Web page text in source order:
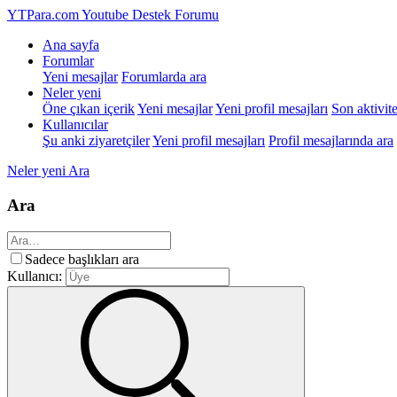
YTPara.comYoutube Destek Forumu
Ana sayfa
Forumlar
Yeni mesajlar Forumlarda ara
Neler yeni
Öne çıkan içerikYeni mesajlarYeni profil mesajları Son
Kullanıcılar
Şu anki ziyaretçilerYeni profil mesajları Profil mesajlarında ara
Neler yeni Ara
Ara
Sadece başlıkları ara
Kullanıcı: